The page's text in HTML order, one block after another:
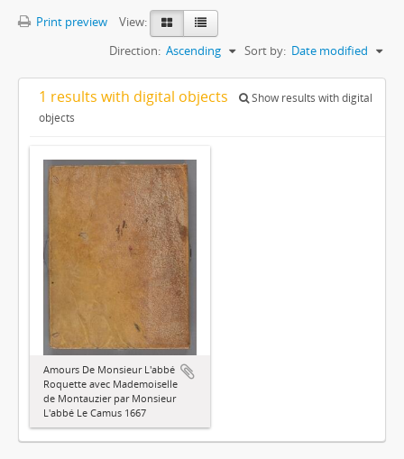
Print preview
View:
Sort by: Date modified
Direction: Ascending
1 results with digital objects
Show results with digital
objects
Amours De Monsieur L'abbé
Roquette avec Mademoiselle
de Montauzier par Monsieur
L'abbé Le Camus 1667